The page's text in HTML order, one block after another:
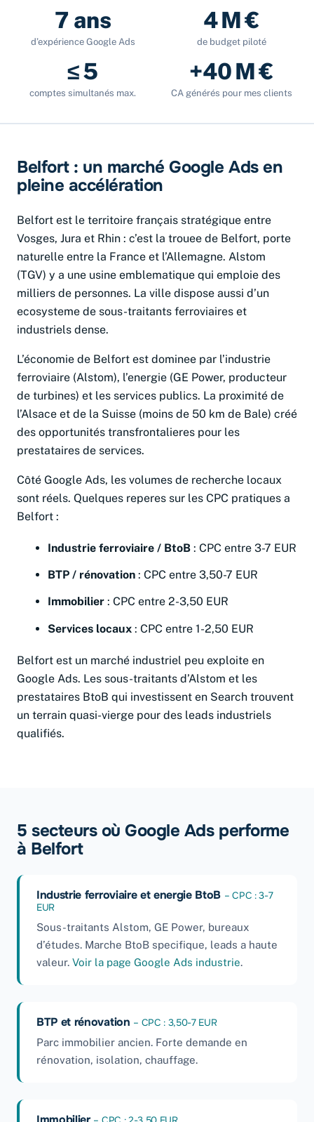
7 ans
d’expérience Google Ads
4 M €
de budget piloté
≤ 5
comptes simultanés max.
+40 M €
CA générés pour mes clients
Belfort : un marché Google Ads en
pleine accélération
Belfort est le territoire français stratégique entre
Vosges, Jura et Rhin : c’est la trouee de Belfort, porte
naturelle entre la France et l’Allemagne. Alstom
(TGV) y a une usine emblematique qui emploie des
milliers de personnes. La ville dispose aussi d’un
ecosysteme de sous-traitants ferroviaires et
industriels dense.
L’économie de Belfort est dominee par l’industrie
ferroviaire (Alstom), l’energie (GE Power, producteur
de turbines) et les services publics. La proximité de
l’Alsace et de la Suisse (moins de 50 km de Bale) créé
des opportunités transfrontalieres pour les
prestataires de services.
Côté Google Ads, les volumes de recherche locaux
sont réels. Quelques reperes sur les CPC pratiques a
Belfort :
Industrie ferroviaire / BtoB : CPC entre 3-7 EUR
BTP / rénovation : CPC entre 3,50-7 EUR
Immobilier : CPC entre 2-3,50 EUR
Services locaux : CPC entre 1-2,50 EUR
Belfort est un marché industriel peu exploite en
Google Ads. Les sous-traitants d’Alstom et les
prestataires BtoB qui investissent en Search trouvent
un terrain quasi-vierge pour des leads industriels
qualifiés.
5 secteurs où Google Ads performe
à Belfort
Industrie ferroviaire et energie BtoB – CPC : 3-7
EUR
Sous-traitants Alstom, GE Power, bureaux
d’études. Marche BtoB specifique, leads a haute
valeur. Voir la page Google Ads industrie.
BTP et rénovation – CPC : 3,50-7 EUR
Parc immobilier ancien. Forte demande en
rénovation, isolation, chauffage.